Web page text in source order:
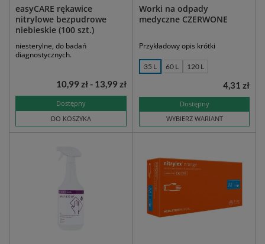
easyCARE rękawice
nitrylowe bezpudrowe
niebieskie (100 szt.)
niesterylne, do badań
diagnostycznych.
Dostępny
DO KOSZYKA
10,99 zł - 13,99 zł
Worki na odpady
medyczne CZERWONE
Przykładowy opis krótki
35 L 60 L 120 L
Dostępny
WYBIERZ WARIANT
4,31 zł